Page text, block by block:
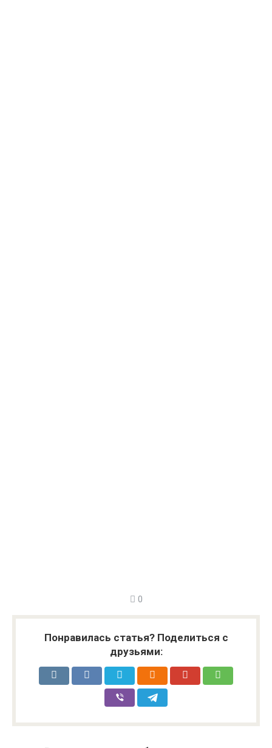
0
Понравилась статья? Поделиться с
друзьями: